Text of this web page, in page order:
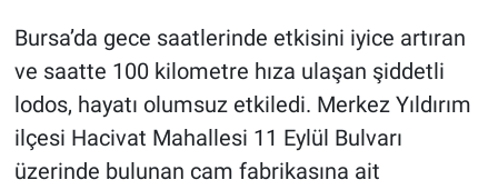
Bursa’da gece saatlerinde etkisini iyice artıran
ve saatte 100 kilometre hıza ulaşan şiddetli
lodos, hayatı olumsuz etkiledi. Merkez Yıldırım
ilçesi Hacivat Mahallesi 11 Eylül Bulvarı
üzerinde bulunan cam fabrikasına ait